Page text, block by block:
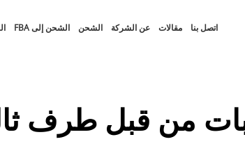
الشحن إلى FBA الشحن عن الشركة مقالات اتصل بنا
من قبل طرف